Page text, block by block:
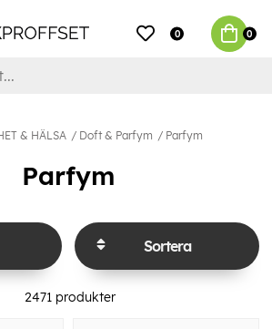
0 0
& HÄLSA Doft & Parfym Parfym
Parfym
Sortera
2471 produkter